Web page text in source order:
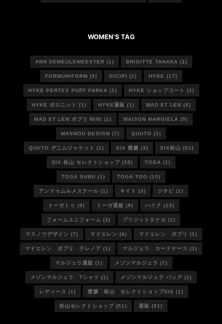
WOMEN’S TAG
ANN DEMEULEMEESTER (1) BRIGITTE TANAKA (1)
FORMUNIFORM (3) GICIPI (1) HYKE (17)
HYKE PERTEX PUFF PARKA (1) HYKE ショップコート (1)
HYKE ポロニット (1) HYKE通販 (1) MAD ET LEN (4)
MAD ET LEN ポプリ MINI (1) MAISON MARGIELA (9)
MASNOU DESIGN (7) QUIITO (3)
QUIITO デニムジャケット (1) SIX 愛媛 (3) SIX松山 (51)
SIX 松山 セレクトショップ (38) TOGA (1)
TOGA SUBU (1) TOGA TOO (10)
アンドゥムルメステール (1) キイト (3) ジチピ (1)
トーガトゥ (9) トーガ通販 (9) ハイク (15)
フォームユニフォーム (3) ブリジットタナカ (1)
マスノウデザイン (7) マドエレン (4) マドエレン ポプリ (1)
マドエレン ポプリ テレノア (1) マルジェラ カードケース (1)
マルジェラ通販 (1) メゾンマルジェラ (7)
メゾンマルジェラ Tシャツ (1) メゾンマルジェラ バッグ (1)
レディース (1) 愛媛 松山 セレクトショップSIX (1)
松山セレクトショップ (51) 通販 (51)